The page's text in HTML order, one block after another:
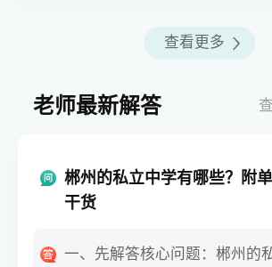
查看更多
老师最新解答
郴州的私立中学有哪些？附
干货
一、先解答核心问题：郴州的